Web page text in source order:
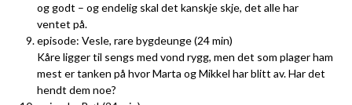
og godt – og endelig skal det kanskje skje, det alle har
ventet på.
episode: Vesle, rare bygdeunge (24 min)
Kåre ligger til sengs med vond rygg, men det som plager ham
mest er tanken på hvor Marta og Mikkel har blitt av. Har det
hendt dem noe?